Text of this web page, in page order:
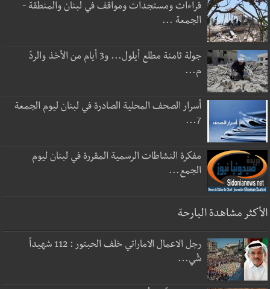
قراءات ومستجدات ومواقف في لبنان والمنطقة -
الجمعة ...
جولة ثامنة مطلع أيلول... و3 أيام من الأخذ والردّ
م...
أسرار الصحف المحلية الصادرة في لبنان ليوم الجمعة
7...
مفكرة النشاطات الرسمية المقررة في لبنان ليوم
الجمع...
الأكثر مشاهدة البارحة
رجل الاعمال الاماراتي خلف الحبتور : 112 شهيداً
شُي...